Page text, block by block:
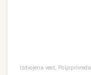
Izdvojena vest Poljoprivreda